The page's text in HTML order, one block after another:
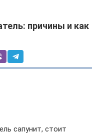
причины и как
сапунит, стоит